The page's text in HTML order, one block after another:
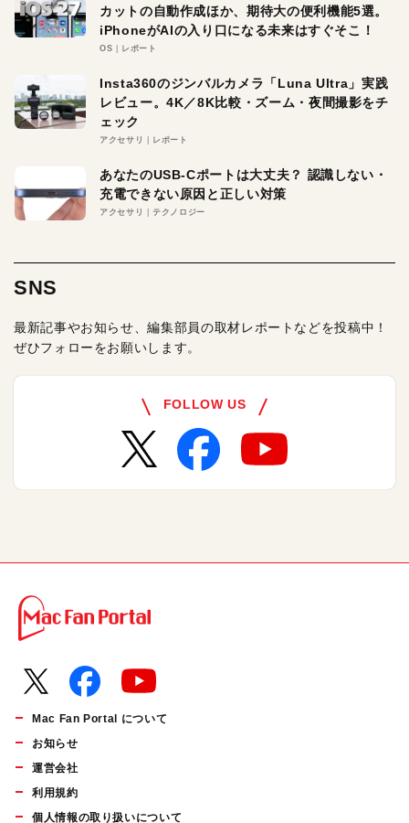
カットの自動作成ほか、期待大の便利機能5選。
iPhoneがAIの入り口になる未来はすぐそこ！
OS レポート
Insta360のジンバルカメラ「Luna Ultra」実践
レビュー。4K／8K比較・ズーム・夜間撮影をチ
ェック
アクセサリ レポート
あなたのUSB-Cポートは大丈夫？ 認識しない・
充電できない原因と正しい対策
アクセサリ テクノロジー
SNS
最新記事やお知らせ、編集部員の取材レポートなどを投稿中！
ぜひフォローをお願いします。
FOLLOW US
Mac Fan Portal について
お知らせ
運営会社
利用規約
個人情報の取り扱いについて